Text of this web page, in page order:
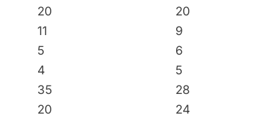
20
20
11
9
5
6
4
5
35
28
20
24